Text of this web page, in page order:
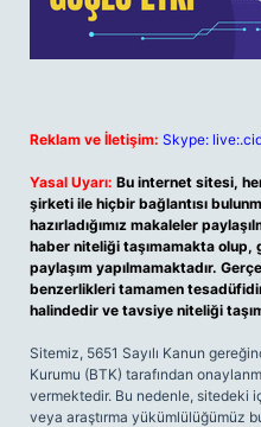
Reklam ve İletişim: Skype:
Yasal Uyarı: Bu internet sitesi,
şirketi ile hiçbir bağlantısı
hazırladığımız makaleler
haber niteliği taşımamakta olup,
paylaşım yapılmamaktadır.
benzerlikleri tamamen
halindedir ve tavsiye niteliği
Sitemiz, 5651 Sayılı Kanun
Kurumu (BTK) tarafından
vermektedir. Bu nedenle, sitedeki
veya araştırma yükümlülüğümüz